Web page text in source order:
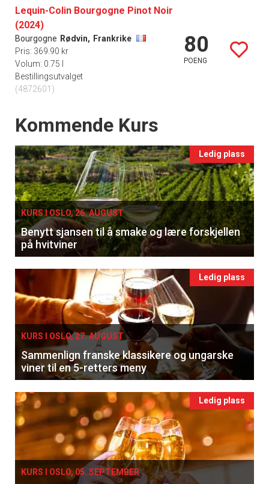
Lequin-Colin Bourgogne Pinot Noir
(2024)
Bourgogne Rødvin, Frankrike
Pris: 369.90 kr
Volum: 0.75 l
Bestillingsutvalget
(4872601)
80
POENG
Events
Kommende Kurs
Ledig plass
KURS I OSLO, 26. AUGUST
Benytt sjansen til å smake og lære forskjellen
på hvitviner
Ledig plass
KURS I OSLO, 27. AUGUST
Sammenlign franske klassikere og ungarske
viner til en 5-retters meny
Ledig plass
KURS I OSLO, 05. SEPTEMBER